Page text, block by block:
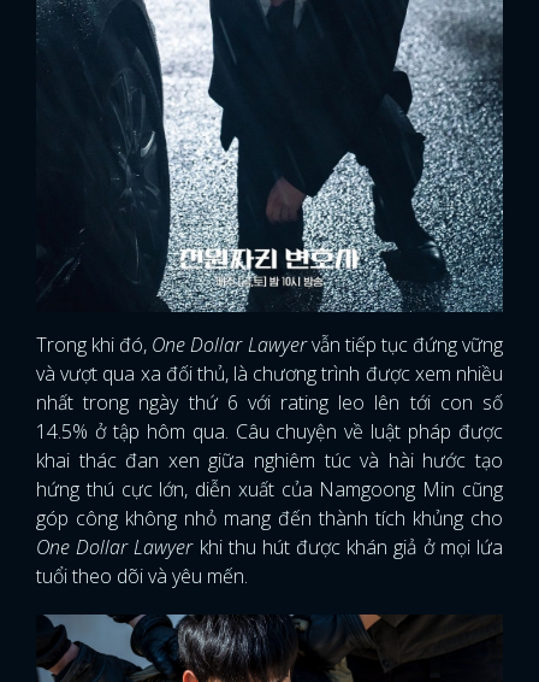
Trong khi đó, One Dollar Lawyervẫn tiếp tục đứng vững
và vượt qua xa đối thủ, là chương trình được xem nhiều
nhất trong ngày thứ 6 với rating leo lên tới con số
14.5% ở tập hôm qua. Câu chuyện về luật pháp được
khai thác đan xen giữa nghiêm túc và hài hước tạo
hứng thú cực lớn, diễn xuất của Namgoong Min cũng
góp công không nhỏ mang đến thành tích khủng cho
One Dollar Lawyer khi thu hút được khán giả ở mọi lứa
tuổi theo dõi và yêu mến.